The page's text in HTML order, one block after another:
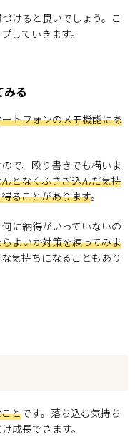
けると良いでしょう。こ
していきます。
みる
トフォンのメモ機能にあ
で、殴り書きでも構いま
となくふさぎ込んだ気持
ることがあります。
に納得がいっていないの
よいか対策を練ってみま
気持ちになることもあり
とです。落ち込む気持ち
成長できます。